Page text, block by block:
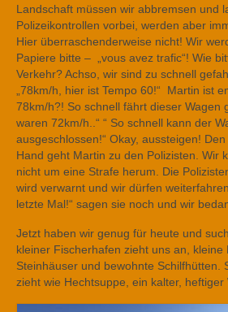
Landschaft müssen wir abbremsen und
Polizeikontrollen vorbei, werden aber
Hier überraschenderweise nicht! Wir
Papiere bitte – „vous avez trafic“! Wie
Verkehr? Achso, wir sind zu schnell
„78km/h, hier ist Tempo 60!“ Martin ist
78km/h?! So schnell fährt dieser Wagen
waren 72km/h..“ “ So schnell kann der
ausgeschlossen!“ Okay, aussteigen!
Hand geht Martin zu den Polizisten. Wir
nicht um eine Strafe herum. Die
wird verwarnt und wir dürfen
letzte Mal!“ sagen sie noch und wir
Jetzt haben wir genug für heute und
kleiner Fischerhafen zieht uns an, kleine
Steinhäuser und bewohnte Schilfhütten.
zieht wie Hechtsuppe, ein kalter, heftiger